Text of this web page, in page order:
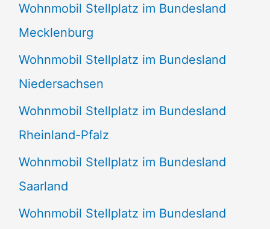
Wohnmobil Stellplatz im Bundesland
Mecklenburg
Wohnmobil Stellplatz im Bundesland
Niedersachsen
Wohnmobil Stellplatz im Bundesland
Rheinland-Pfalz
Wohnmobil Stellplatz im Bundesland
Saarland
Wohnmobil Stellplatz im Bundesland